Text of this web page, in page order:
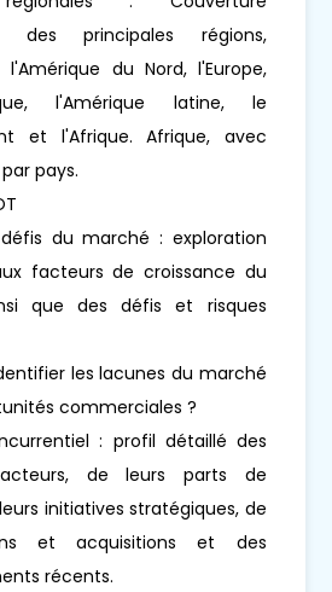
des principales régions,
du Nord, l'Europe,
l'Amérique latine, le
et l'Afrique. Afrique, avec
pays.
du marché : exploration
facteurs de croissance du
que des défis et risques
les lacunes du marché
commerciales ?
: profil détaillé des
acteurs, de leurs parts de
initiatives stratégiques, de
et acquisitions et des
récents.